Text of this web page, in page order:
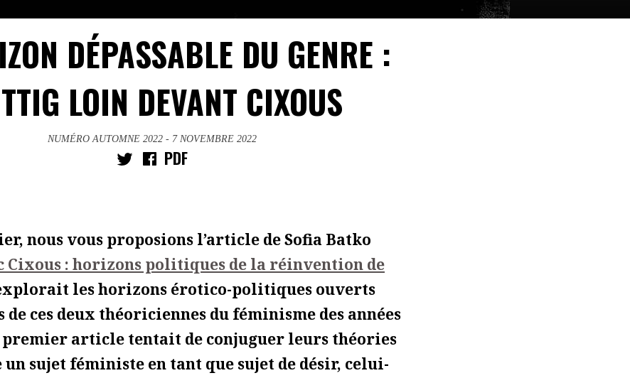
DÉPASSABLE DU GENRE :
LOIN DEVANT CIXOUS
NUMÉRO AUTOMNE 2022 - 7 NOVEMBRE 2022
PDF
nous vous proposions l’article de Sofia Batko
Cixous : horizons politiques de la réinvention de
les horizons érotico-politiques ouverts
ces deux théoriciennes du féminisme des années
premier article tentait de conjuguer leurs théories
sujet féministe en tant que sujet de désir, celui-